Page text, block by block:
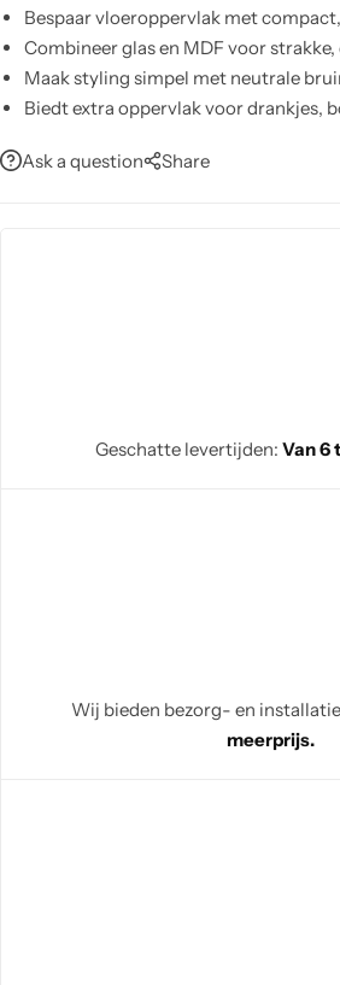
Bespaar vloeroppervlak met
Combineer glas en MDF voor
Maak styling simpel met neutrale
Biedt extra oppervlak voor drankjes,
Ask a question
Share
Geschatte levertijden: Van 6
Wij bieden bezorg- en
meerprijs.